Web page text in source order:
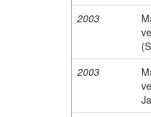
2003
2003